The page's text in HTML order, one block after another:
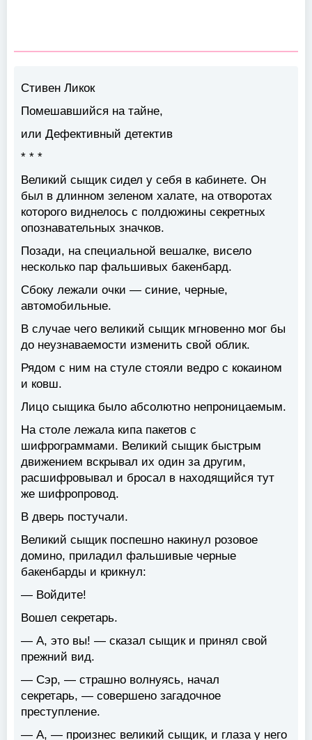
Стивен Ликок
Помешавшийся на тайне,
или Дефективный детектив
* * *
Великий сыщик сидел у себя в кабинете. Он
был в длинном зеленом халате, на отворотах
которого виднелось с полдюжины секретных
опознавательных значков.
Позади, на специальной вешалке, висело
несколько пар фальшивых бакенбард.
Сбоку лежали очки — синие, черные,
автомобильные.
В случае чего великий сыщик мгновенно мог бы
до неузнаваемости изменить свой облик.
Рядом с ним на стуле стояли ведро с кокаином
и ковш.
Лицо сыщика было абсолютно непроницаемым.
На столе лежала кипа пакетов с
шифрограммами. Великий сыщик быстрым
движением вскрывал их один за другим,
расшифровывал и бросал в находящийся тут
же шифропровод.
В дверь постучали.
Великий сыщик поспешно накинул розовое
домино, приладил фальшивые черные
бакенбарды и крикнул:
— Войдите!
Вошел секретарь.
— А, это вы! — сказал сыщик и принял свой
прежний вид.
— Сэр, — страшно волнуясь, начал
секретарь, — совершено загадочное
преступление.
— А, — произнес великий сыщик, и глаза у него